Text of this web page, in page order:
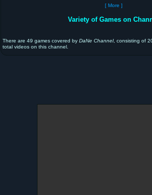
[ More ]
Variety of Games on
There are 49 games covered by DaNe Channel, consisting of
total videos on this channel.